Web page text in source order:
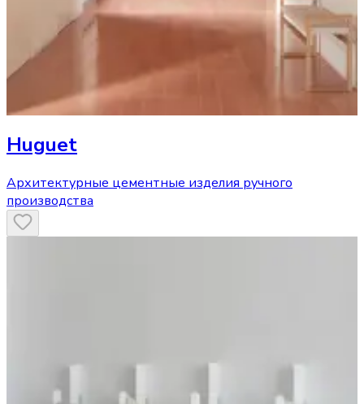
Huguet
Архитектурные цементные изделия ручного
производства